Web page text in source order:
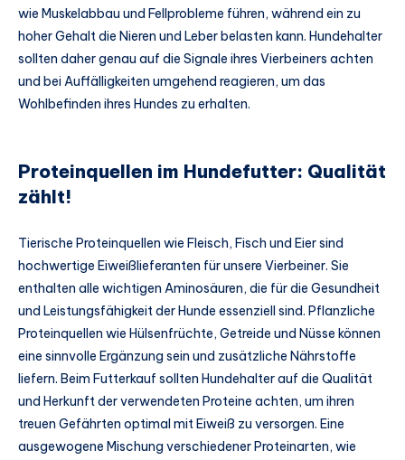
wie Muskelabbau und Fellprobleme führen, während ein zu
hoher Gehalt die Nieren und Leber belasten kann. Hundehalter
sollten daher genau auf die Signale ihres Vierbeiners achten
und bei Auffälligkeiten umgehend reagieren, um das
Wohlbefinden ihres Hundes zu erhalten.
Proteinquellen im Hundefutter: Qualität
zählt!
Tierische Proteinquellen wie Fleisch, Fisch und Eier sind
hochwertige Eiweißlieferanten für unsere Vierbeiner. Sie
enthalten alle wichtigen Aminosäuren, die für die Gesundheit
und Leistungsfähigkeit der Hunde essenziell sind. Pflanzliche
Proteinquellen wie Hülsenfrüchte, Getreide und Nüsse können
eine sinnvolle Ergänzung sein und zusätzliche Nährstoffe
liefern. Beim Futterkauf sollten Hundehalter auf die Qualität
und Herkunft der verwendeten Proteine achten, um ihren
treuen Gefährten optimal mit Eiweiß zu versorgen. Eine
ausgewogene Mischung verschiedener Proteinarten, wie